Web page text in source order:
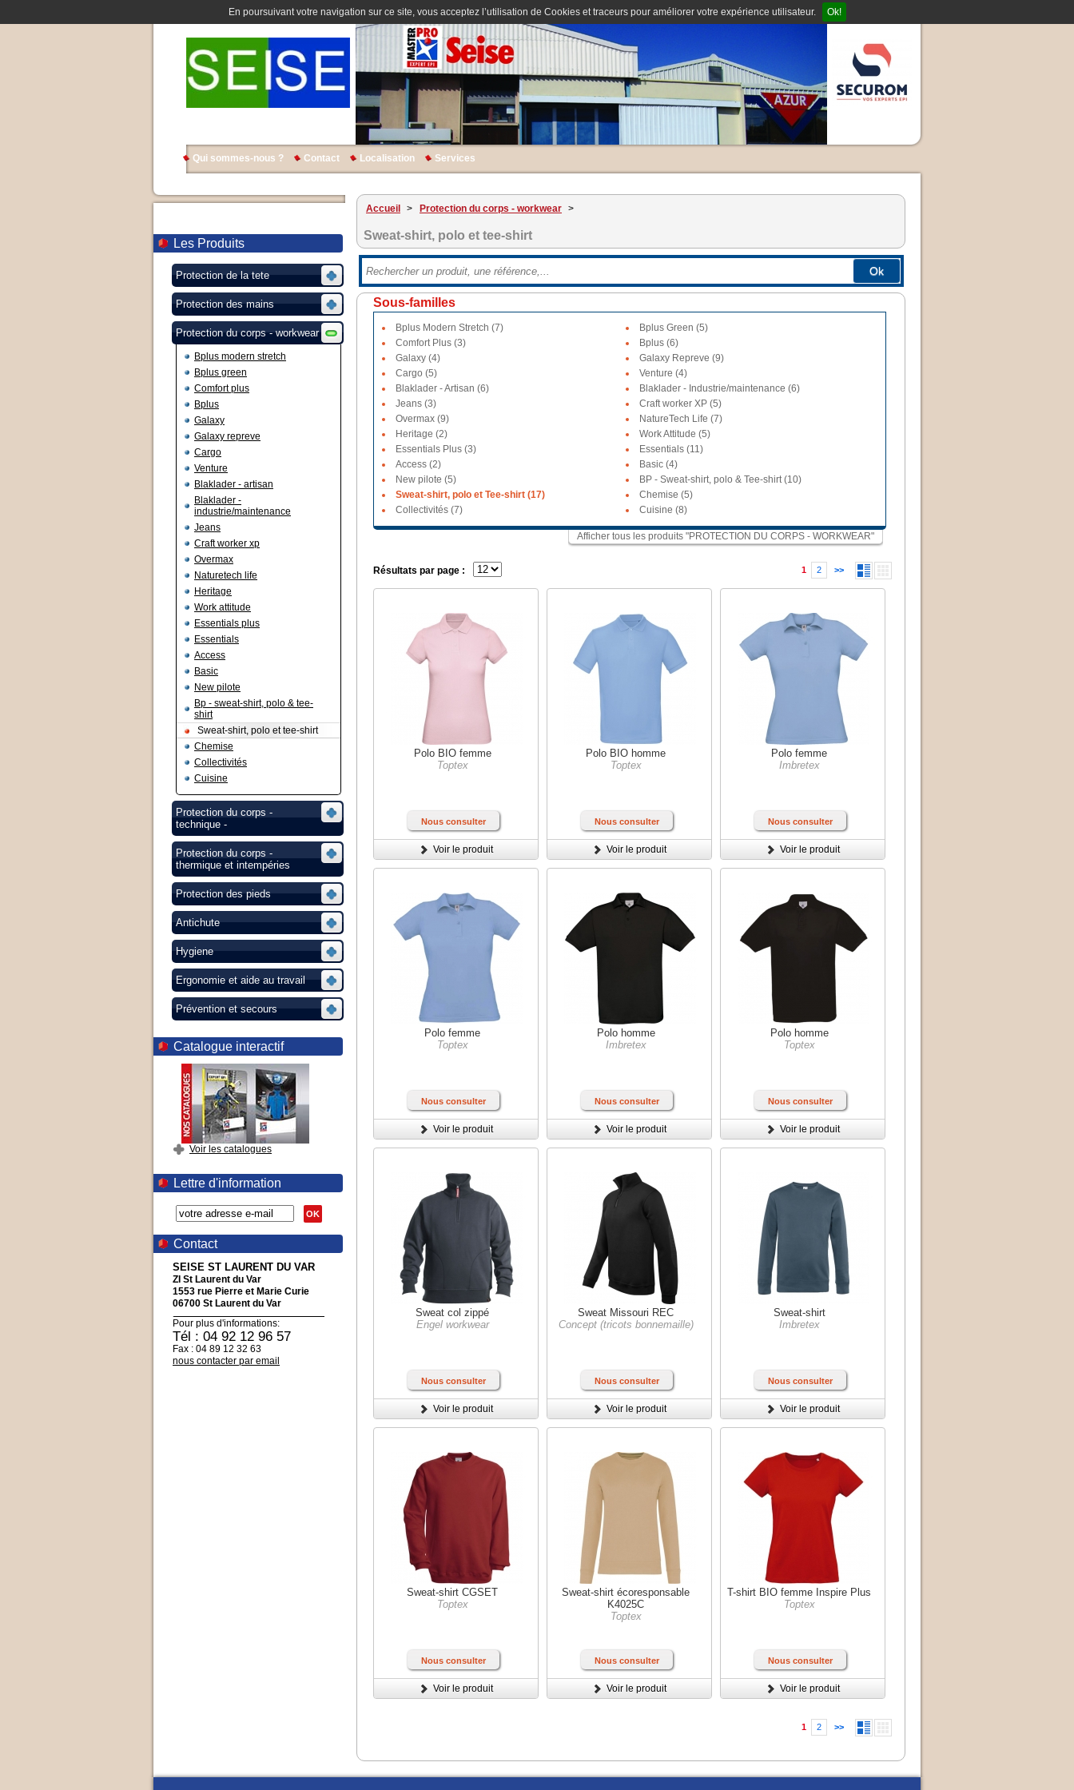
En poursuivant votre navigation sur ce site, vous acceptez l’utilisation de Cookies et traceurs pour améliorer votre expérience utilisateur. Ok!
Qui sommes-nous ? Contact Localisation Services
Les Produits
Protection de la tete
Protection des mains
Protection du corps - workwear
Bplus modern stretch
Bplus green
Comfort plus
Bplus
Galaxy
Galaxy repreve
Cargo
Venture
Blaklader - artisan
Blaklader -
industrie/maintenance
Jeans
Craft worker xp
Overmax
Naturetech life
Heritage
Work attitude
Essentials plus
Essentials
Access
Basic
New pilote
Bp - sweat-shirt, polo & tee-
shirt
Sweat-shirt, polo et tee-shirt
Chemise
Collectivités
Cuisine
Protection du corps -
technique -
Protection du corps -
thermique et intempéries
Protection des pieds
Antichute
Hygiene
Ergonomie et aide au travail
Prévention et secours
Catalogue interactif
Voir les catalogues
Lettre d'information
OK
Contact
SEISE ST LAURENT DU VAR
ZI St Laurent du Var
1553 rue Pierre et Marie Curie
06700 St Laurent du Var
Pour plus d'informations:
Tél : 04 92 12 96 57
Fax : 04 89 12 32 63
nous contacter par email
Accueil > Protection du corps - workwear >
Sweat-shirt, polo et tee-shirt
Ok
Sous-familles
Bplus Modern Stretch (7)
Bplus Green (5)
Comfort Plus (3)
Bplus (6)
Galaxy (4)
Galaxy Repreve (9)
Cargo (5)
Venture (4)
Blaklader - Artisan (6)
Blaklader - Industrie/maintenance (6)
Jeans (3)
Craft worker XP (5)
Overmax (9)
NatureTech Life (7)
Heritage (2)
Work Attitude (5)
Essentials Plus (3)
Essentials (11)
Access (2)
Basic (4)
New pilote (5)
BP - Sweat-shirt, polo & Tee-shirt (10)
Sweat-shirt, polo et Tee-shirt (17)
Chemise (5)
Collectivités (7)
Cuisine (8)
Afficher tous les produits "PROTECTION DU CORPS - WORKWEAR"
Résultats par page : 1 2 >>
Polo BIO femme
Toptex
Nous consulter
Voir le produit
Polo BIO homme
Toptex
Nous consulter
Voir le produit
Polo femme
Imbretex
Nous consulter
Voir le produit
Polo femme
Toptex
Nous consulter
Voir le produit
Polo homme
Imbretex
Nous consulter
Voir le produit
Polo homme
Toptex
Nous consulter
Voir le produit
Sweat col zippé
Engel workwear
Nous consulter
Voir le produit
Sweat Missouri REC
Concept (tricots bonnemaille)
Nous consulter
Voir le produit
Sweat-shirt
Imbretex
Nous consulter
Voir le produit
Sweat-shirt CGSET
Toptex
Nous consulter
Voir le produit
Sweat-shirt écoresponsable
K4025C
Toptex
Nous consulter
Voir le produit
T-shirt BIO femme Inspire Plus
Toptex
Nous consulter
Voir le produit
1 2 >>